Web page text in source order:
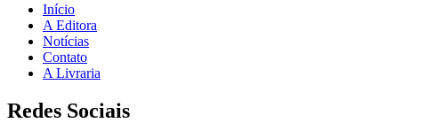
Início
A Editora
Notícias
Contato
A Livraria
Redes Sociais